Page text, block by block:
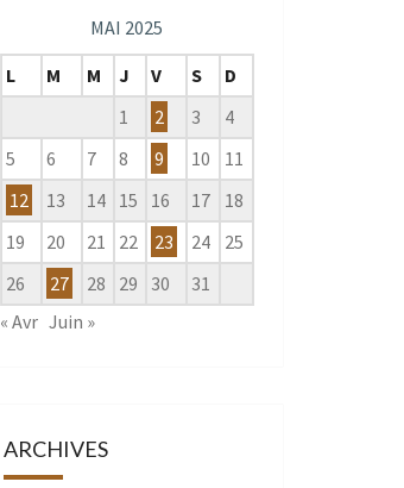
MAI 2025
L
M M J V S
D
1
2 3
4
5
6 7 8 9 10
11
12
13 14 15 16 17
18
19
20 21 22 23 24
25
26
27 28 29 30
31
« Avr Juin »
ARCHIVES